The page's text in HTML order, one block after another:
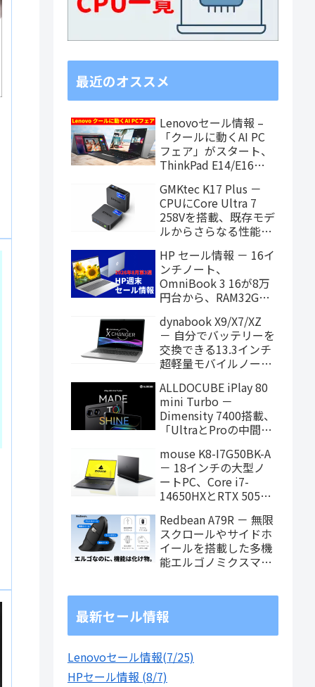
最近のオススメ
Lenovoセール情報 –
「クールに動くAI PC
フェア」がスタート、
ThinkPad E14/E16や
お買い得に
GMKtec K17 Plus －
CPUにCore Ultra 7
258Vを搭載、既存モデ
ルからさらなる性能ア
HP セール情報 － 16イ
ンチノート、
OmniBook 3 16が8万
円台から、RAM32GB
価格に！
dynabook X9/X7/XZ
－ 自分でバッテリーを
交換できる13.3インチ
超軽量モバイルノート
に！
ALLDOCUBE iPlay 80
mini Turbo －
Dimensity 7400搭載、
「UltraとProの中間ス
タブレット、発売記念
価格は29,999円！
mouse K8-I7G50BK-A
－ 18インチの大型ノ
ートPC、Core i7-
14650HXとRTX 5050
エイティブも快適にこ
なせます
Redbean A79R － 無限
スクロールやサイドホ
イールを搭載した多機
能エルゴノミクスマウ
最新セール情報
Lenovoセール情報(7/25)
HPセール情報 (8/7)